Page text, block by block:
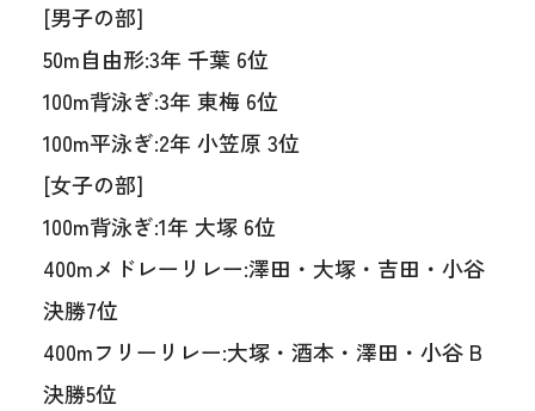
[男子の部]
50m自由形:3年 千葉 6位
100m背泳ぎ:3年 東梅 6位
100m平泳ぎ:2年 小笠原 3位
[女子の部]
100m背泳ぎ:1年 大塚 6位
400mメドレーリレー:澤田・大塚・吉田・小谷
決勝7位
400mフリーリレー:大塚・酒本・澤田・小谷 B
決勝5位